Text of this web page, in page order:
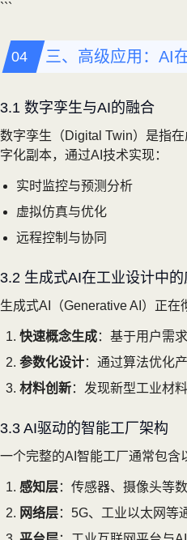
```
三、高级应用：AI
3.1 数字孪生与AI的融合
数字孪生（Digital Twin）是指
字化副本，通过AI技术实现：
实时监控与预测分析
虚拟仿真与优化
远程控制与协同
3.2 生成式AI在工业设计中的
生成式AI（Generative AI）正在
快速概念生成：基于用户需
参数化设计：通过算法优化
材料创新：发现新型工业材
3.3 AI驱动的智能工厂架构
一个完整的AI智能工厂通常包含
感知层：传感器、摄像头等
网络层：5G、工业以太网等